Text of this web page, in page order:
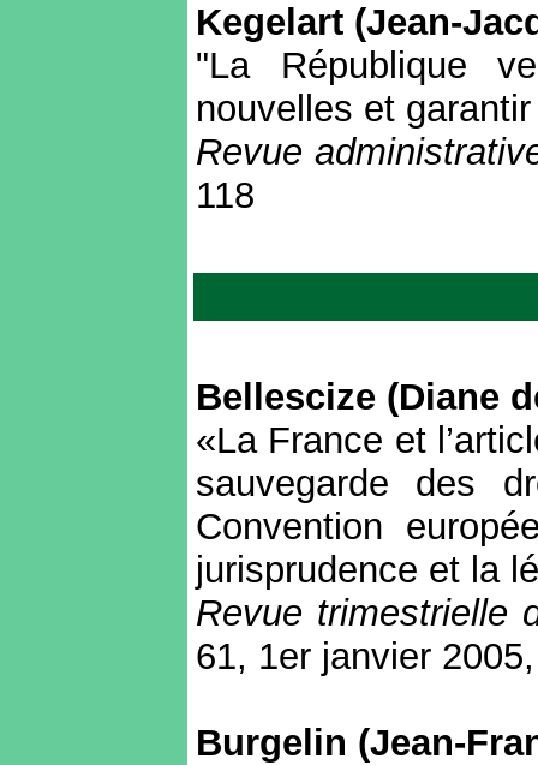
Kegelart (Jean-
"La République
nouvelles et
Revue
118
Bellescize (Diane
«La France et
sauvegarde des
Convention
jurisprudence et la
Revue trimestrielle
61, 1er janvier
Burgelin (Jean-